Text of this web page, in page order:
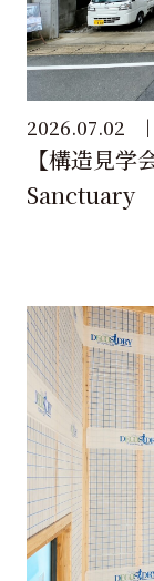
2026.07.02
【構造見
Sanctuary